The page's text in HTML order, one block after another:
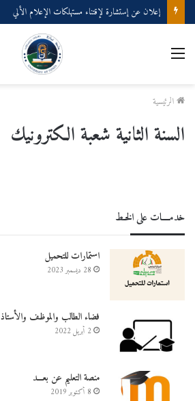
إعلان عن إستشارة لإقتناء مستهلكات الإعلام الألي
القائمة
الرئيسية
السنة الثانية شعبة الكترونيك
خدمــــات على الخـط
استمارات للتحميل
28 ديسمبر 2023
فضاء الطالب والموظف والأستاذ
2 أبريل 2022
منصة التعليم عن بعـــد
8 أكتوبر 2019